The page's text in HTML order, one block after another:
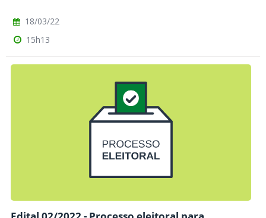
18/03/22
15h13